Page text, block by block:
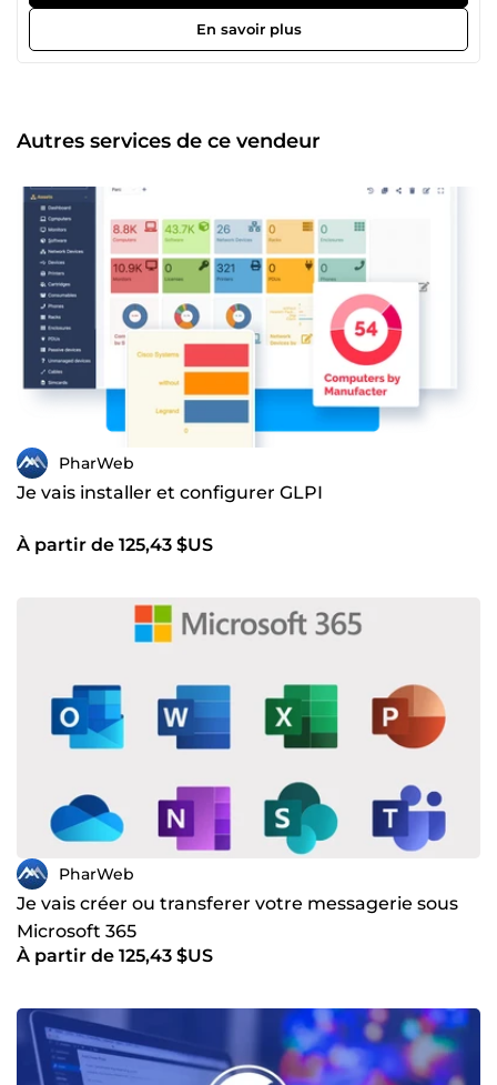
En savoir plus
Autres services de ce vendeur
PharWeb
Je vais installer et configurer GLPI
À partir de 125,43 $US
PharWeb
Je vais créer ou transferer votre messagerie sous
Microsoft 365
À partir de 125,43 $US